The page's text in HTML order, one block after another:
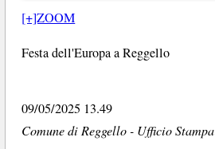
[+]ZOOM
Festa dell'Europa a Reggello
09/05/2025 13.49
Comune di Reggello - Ufficio Stampa